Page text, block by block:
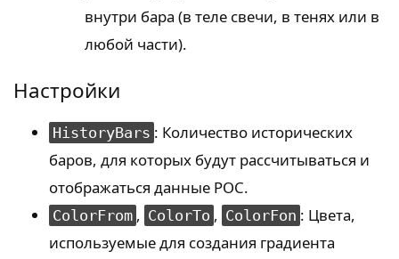
внутри бара (в теле свечи, в тенях или в
любой части).
Настройки
HistoryBars : Количество исторических
баров, для которых будут рассчитываться и
отображаться данные POC.
ColorFrom , ColorTo , ColorFon : Цвета,
используемые для создания градиента